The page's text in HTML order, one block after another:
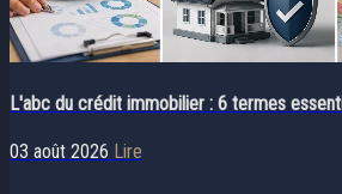
L'abc du crédit immobilier : 6 termes
03 août 2026 Lire